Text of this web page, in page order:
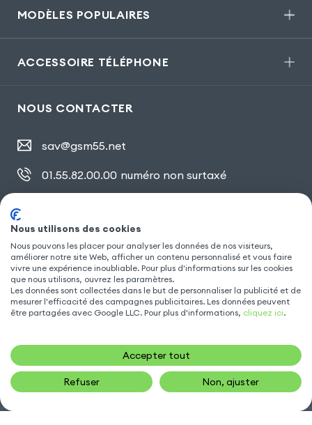
MODÈLES POPULAIRES
ACCESSOIRE TÉLÉPHONE
NOUS CONTACTER
sav@gsm55.net
01.55.82.00.00 numéro non surtaxé
SUIVEZ NOUS
Nous utilisons des cookies
Nous pouvons les placer pour analyser les données de nos visiteurs,
améliorer notre site Web, afficher un contenu personnalisé et vous faire
vivre une expérience inoubliable. Pour plus d'informations sur les cookies
que nous utilisons, ouvrez les paramètres.
Les données sont collectées dans le but de personnaliser la publicité et de
mesurer l'efficacité des campagnes publicitaires. Les données peuvent
être partagées avec Google LLC. Pour plus d'informations, cliquez ici.
Accepter tout
Refuser Non, ajuster